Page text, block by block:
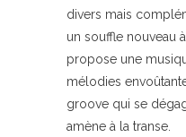
divers mais
un souffle nouveau
propose une
mélodies
groove qui se
amène à la transe.